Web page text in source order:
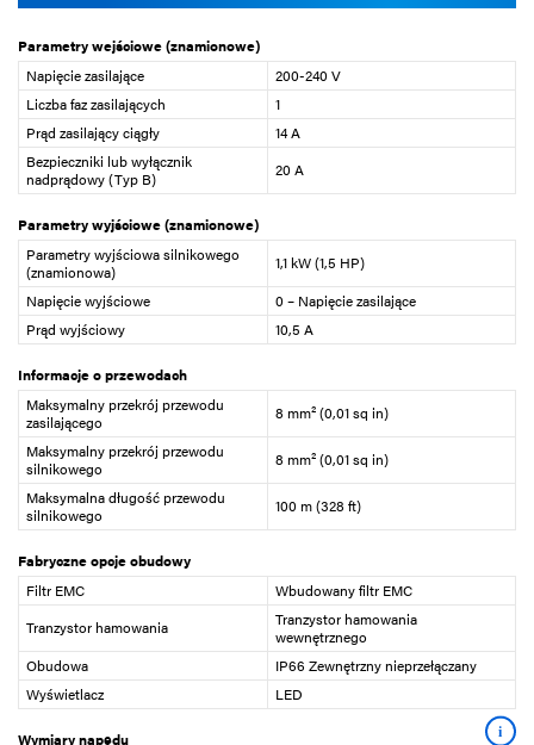
Parametry wejściowe (znamionowe)
Napięcie zasilające
200-240 V
Liczba faz zasilających
1
Prąd zasilający ciągły
14 A
Bezpieczniki lub wyłącznik
nadprądowy (Typ B)
20 A
Parametry wyjściowe (znamionowe)
Parametry wyjściowa silnikowego
(znamionowa)
1,1 kW (1,5 HP)
Napięcie wyjściowe
0 – Napięcie zasilające
Prąd wyjściowy
10,5 A
Informacje o przewodach
Maksymalny przekrój przewodu
zasilającego
8 mm² (0,01 sq in)
Maksymalny przekrój przewodu
silnikowego
8 mm² (0,01 sq in)
Maksymalna długość przewodu
silnikowego
100 m (328 ft)
Fabryczne opcje obudowy
Filtr EMC
Wbudowany filtr EMC
Tranzystor hamowania
Tranzystor hamowania
wewnętrznego
Obudowa
IP66 Zewnętrzny nieprzełączany
Wyświetlacz
LED
Wymiary napędu i